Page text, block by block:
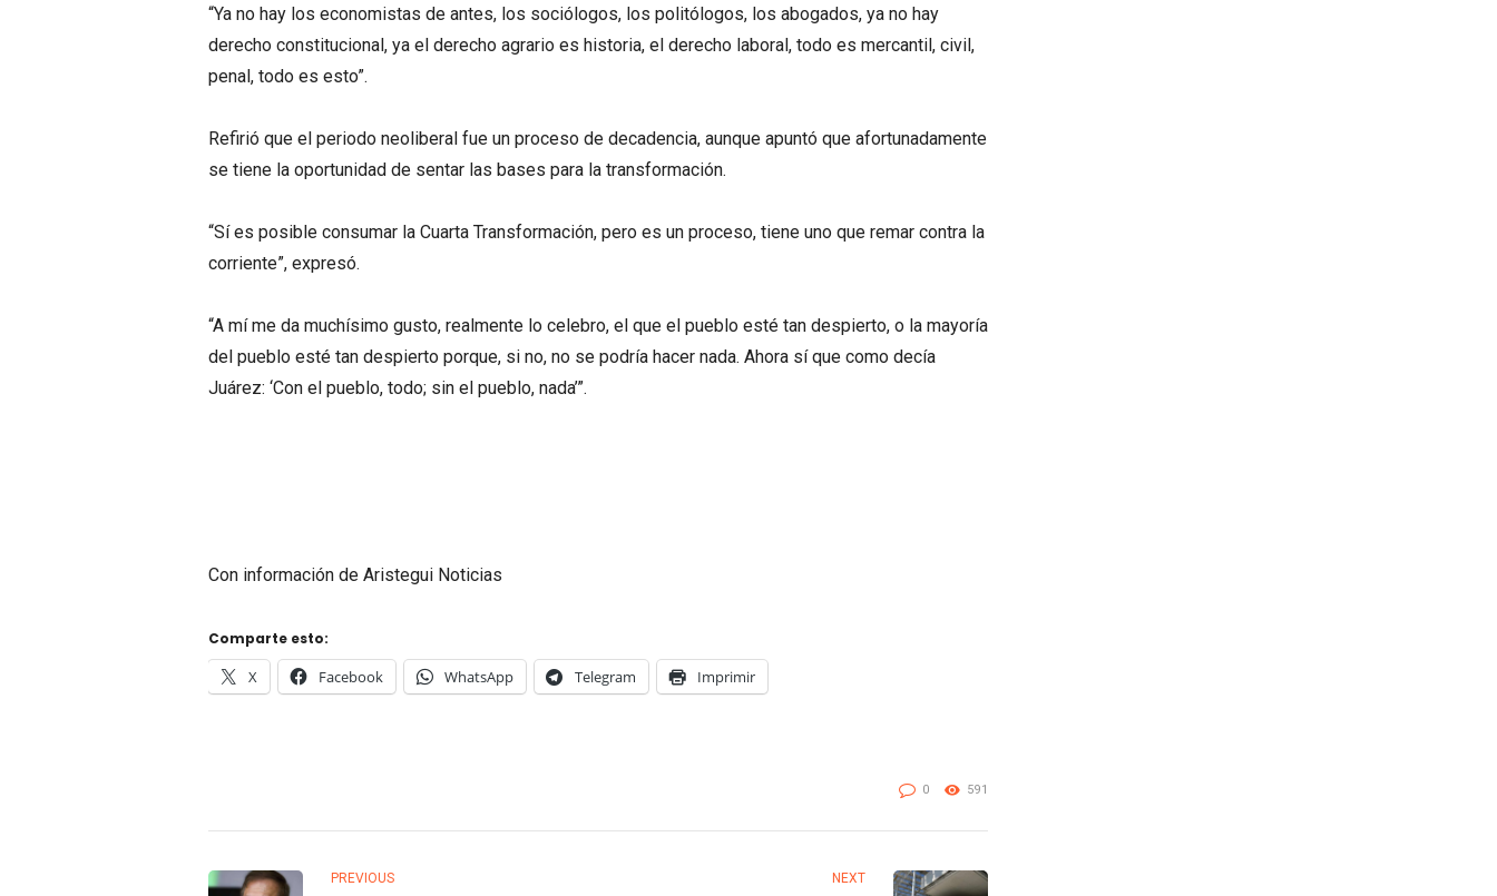
“Ya no hay los economistas de antes, los sociólogos, los politólogos, los abogados, ya no hay
derecho constitucional, ya el derecho agrario es historia, el derecho laboral, todo es mercantil, civil,
penal, todo es esto”.
Refirió que el periodo neoliberal fue un proceso de decadencia, aunque apuntó que afortunadamente
se tiene la oportunidad de sentar las bases para la transformación.
“Sí es posible consumar la Cuarta Transformación, pero es un proceso, tiene uno que remar contra la
corriente”, expresó.
“A mí me da muchísimo gusto, realmente lo celebro, el que el pueblo esté tan despierto, o la mayoría
del pueblo esté tan despierto porque, si no, no se podría hacer nada. Ahora sí que como decía
Juárez: ‘Con el pueblo, todo; sin el pueblo, nada’”.
Con información de Aristegui Noticias
Comparte esto:
X Facebook WhatsApp Telegram Imprimir
0 591
PREVIOUS NEXT